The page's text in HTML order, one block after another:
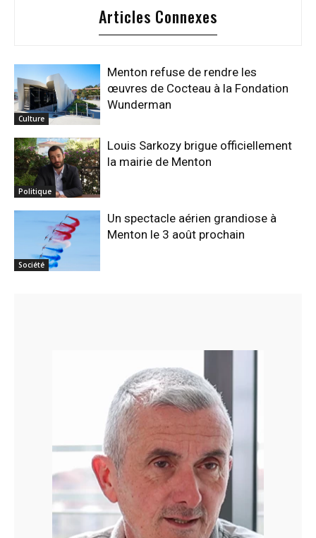
Articles Connexes
Culture
Menton refuse de rendre les
œuvres de Cocteau à la Fondation
Wunderman
Politique
Louis Sarkozy brigue officiellement
la mairie de Menton
Société
Un spectacle aérien grandiose à
Menton le 3 août prochain